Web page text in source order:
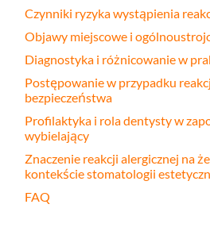
Czynniki ryzyka wystąpienia
Objawy miejscowe i
Diagnostyka i różnicowanie w
Postępowanie w przypadku
bezpieczeństwa
Profilaktyka i rola dentysty w
wybielający
Znaczenie reakcji alergicznej na
kontekście stomatologii
FAQ